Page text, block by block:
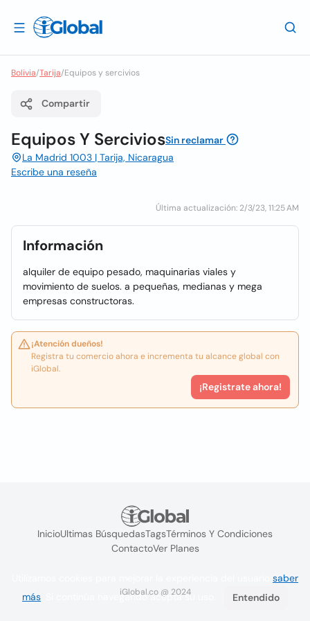
Bolivia/Tarija/Equipos y sercivios
Compartir
Equipos Y SerciviosSin reclamar
La Madrid 1003 | Tarija, Nicaragua
Escribe una reseña
Última actualización: 2/3/23, 11:25 AM
Información
alquiler de equipo pesado, maquinarias viales y
movimiento de suelos. a pequeñas, medianas y mega
empresas constructoras.
¡Atención dueños!
Registra tu comercio ahora e incrementa tu alcance global con
iGlobal.
¡Registrate ahora!
InicioUltimas BúsquedasTagsTérminos Y Condiciones
ContactoVer Planes
iGlobal.co @ 2024
saber
más . Si continúa navegando acepta su uso. Entendido